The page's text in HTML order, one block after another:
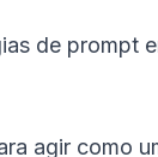
de prompt
agir como